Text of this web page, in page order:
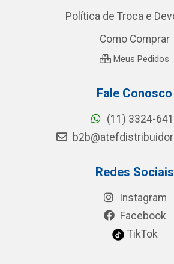
Política de Troca e
Como Comprar
Meus Pedidos
Fale Conosco
(11) 3324-
Redes Sociais
Instagram
Facebook
TikTok